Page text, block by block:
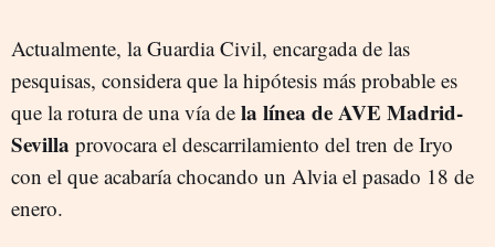
Actualmente, la Guardia Civil, encargada de las
pesquisas, considera que la hipótesis más probable es
que la rotura de una vía de la línea de AVE Madrid-
Sevilla provocara el descarrilamiento del tren de Iryo
con el que acabaría chocando un Alvia el pasado 18 de
enero.